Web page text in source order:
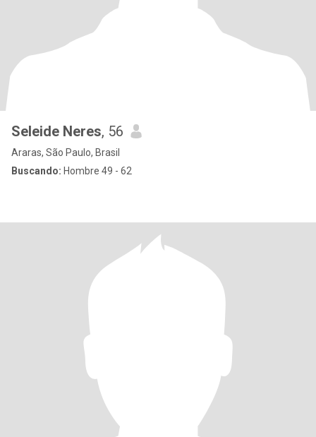
Seleide Neres, 56
Araras, São Paulo, Brasil
Buscando: Hombre 49 - 62